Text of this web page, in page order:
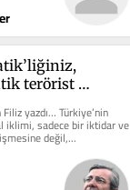
terörist
yazdı… Türkiye’nin
iklimi, sadece bir iktidar ve
değil,...